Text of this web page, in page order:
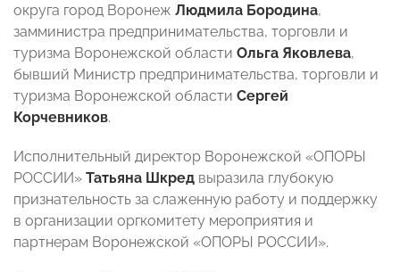
округа город Воронеж Людмила Бородина,
замминистра предпринимательства, торговли и
туризма Воронежской области Ольга Яковлева,
бывший Министр предпринимательства, торговли и
туризма Воронежской области Сергей
Корчевников.
Исполнительный директор Воронежской «ОПОРЫ
РОССИИ» Татьяна Шкред выразила глубокую
признательность за слаженную работу и поддержку
в организации оргкомитету мероприятия и
партнерам Воронежской «ОПОРЫ РОССИИ».